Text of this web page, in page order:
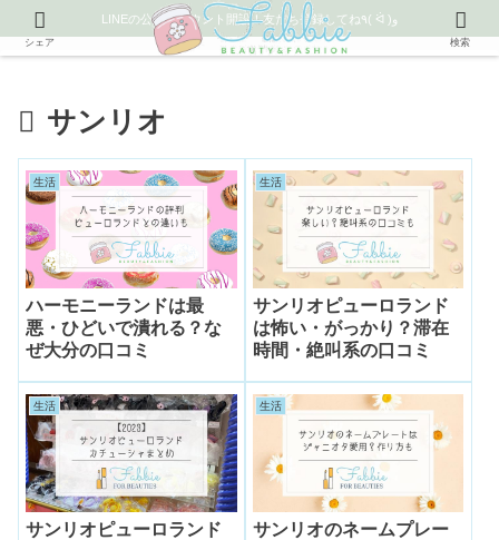
LINEの公式アカウント開設！友だち登録してね٩( ᐛ )و
サンリオ
生活
ハーモニーランドは最
悪・ひどいで潰れる？な
ぜ大分の口コミ
生活
サンリオピューロランド
は怖い・がっかり？滞在
時間・絶叫系の口コミ
生活
サンリオピューロランド
生活
サンリオのネームプレー
シェア 検索